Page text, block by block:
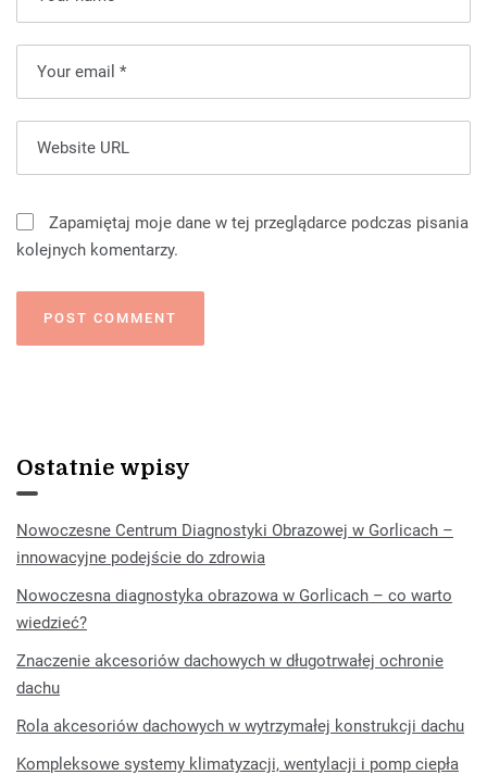
Zapamiętaj moje dane w tej przeglądarce podczas pisania
kolejnych komentarzy.
Ostatnie wpisy
Nowoczesne Centrum Diagnostyki Obrazowej w Gorlicach –
innowacyjne podejście do zdrowia
Nowoczesna diagnostyka obrazowa w Gorlicach – co warto
wiedzieć?
Znaczenie akcesoriów dachowych w długotrwałej ochronie
dachu
Rola akcesoriów dachowych w wytrzymałej konstrukcji dachu
Kompleksowe systemy klimatyzacji, wentylacji i pomp ciepła